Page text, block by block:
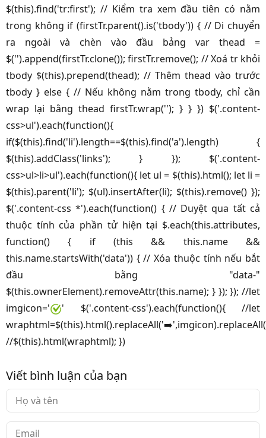
$(this).find('tr:first'); // Kiểm tra xem đầu tiên có nằm
trong không if (firstTr.parent().is('tbody')) { // Di chuyển
ra ngoài và chèn vào đầu bảng var thead =
$('').append(firstTr.clone()); firstTr.remove(); // Xoá tr khỏi
tbody $(this).prepend(thead); // Thêm thead vào trước
tbody } else { // Nếu không nằm trong tbody, chỉ cần
wrap lại bằng thead firstTr.wrap(''); } } }) $('.content-
css>ul').each(function(){
if($(this).find('li').length==$(this).find('a').length) {
$(this).addClass('links'); } }); $('.content-
css>ul>li>ul').each(function(){ let ul = $(this).html(); let li =
$(this).parent('li'); $(ul).insertAfter(li); $(this).remove() });
$('.content-css *').each(function() { // Duyệt qua tất cả
thuộc tính của phần tử hiện tại $.each(this.attributes,
function() { if (this && this.name &&
this.name.startsWith('data')) { // Xóa thuộc tính nếu bắt
đầu bằng "data-"
$(this.ownerElement).removeAttr(this.name); } }); }); //let
imgicon='
' $('.content-css').each(function(){ //let
//$(this).html(wraphtml); })
Viết bình luận của bạn